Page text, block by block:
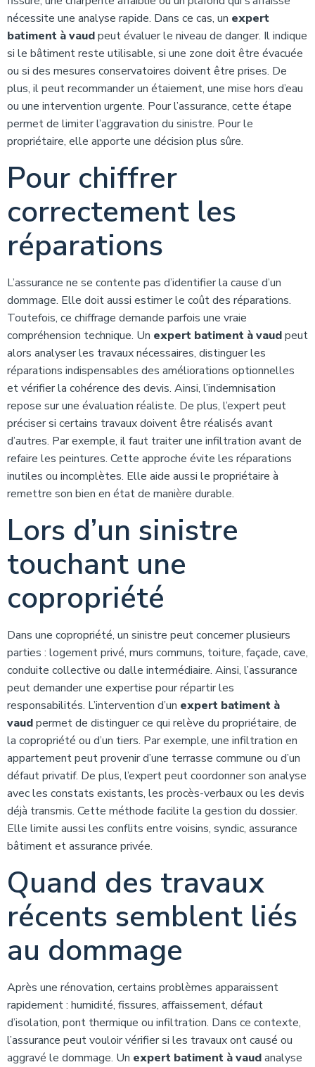
nécessite une analyse rapide. Dans ce cas, un expert
batiment à vaudpeut évaluer le niveau de danger. Il indique
si le bâtiment reste utilisable, si une zone doit être évacuée
ou si des mesures conservatoires doivent être prises. De
plus, il peut recommander un étaiement, une mise hors d’eau
ou une intervention urgente. Pour l’assurance, cette étape
permet de limiter l’aggravation du sinistre. Pour le
propriétaire, elle apporte une décision plus sûre.
Pour chiffrer
correctement les
réparations
L’assurance ne se contente pas d’identifier la cause d’un
dommage. Elle doit aussi estimer le coût des réparations.
Toutefois, ce chiffrage demande parfois une vraie
compréhension technique. Un expert batiment à vaudpeut
alors analyser les travaux nécessaires, distinguer les
réparations indispensables des améliorations optionnelles
et vérifier la cohérence des devis. Ainsi, l’indemnisation
repose sur une évaluation réaliste. De plus, l’expert peut
préciser si certains travaux doivent être réalisés avant
d’autres. Par exemple, il faut traiter une infiltration avant de
refaire les peintures. Cette approche évite les réparations
inutiles ou incomplètes. Elle aide aussi le propriétaire à
remettre son bien en état de manière durable.
Lors d’un sinistre
touchant une
copropriété
Dans une copropriété, un sinistre peut concerner plusieurs
parties : logement privé, murs communs, toiture, façade, cave,
conduite collective ou dalle intermédiaire. Ainsi, l’assurance
peut demander une expertise pour répartir les
responsabilités. L’intervention d’un expert batiment à
vaudpermet de distinguer ce qui relève du propriétaire, de
la copropriété ou d’un tiers. Par exemple, une infiltration en
appartement peut provenir d’une terrasse commune ou d’un
défaut privatif. De plus, l’expert peut coordonner son analyse
avec les constats existants, les procès-verbaux ou les devis
déjà transmis. Cette méthode facilite la gestion du dossier.
Elle limite aussi les conflits entre voisins, syndic, assurance
bâtiment et assurance privée.
Quand des travaux
récents semblent liés
au dommage
Après une rénovation, certains problèmes apparaissent
rapidement : humidité, fissures, affaissement, défaut
d’isolation, pont thermique ou infiltration. Dans ce contexte,
l’assurance peut vouloir vérifier si les travaux ont causé ou
aggravé le dommage. Un expert batiment à vaudanalyse